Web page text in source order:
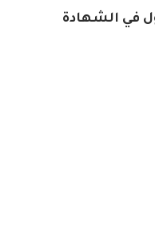
في الشهادة